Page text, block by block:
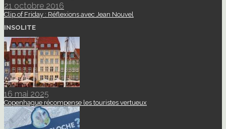
21 octobre 2016
Clip of Friday : Réflexions avec Jean Nouvel
INSOLITE
16 mai 2025
Copenhague récompense les touristes vertueux